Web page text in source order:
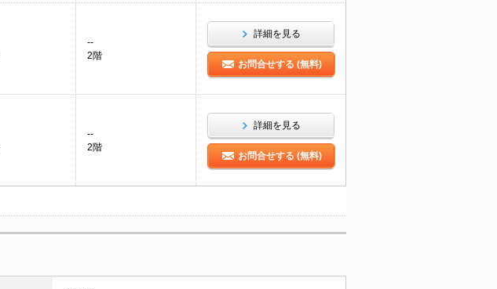
--
2階
詳細を見る
お問合せする (無料)
--
2階
詳細を見る
お問合せする (無料)